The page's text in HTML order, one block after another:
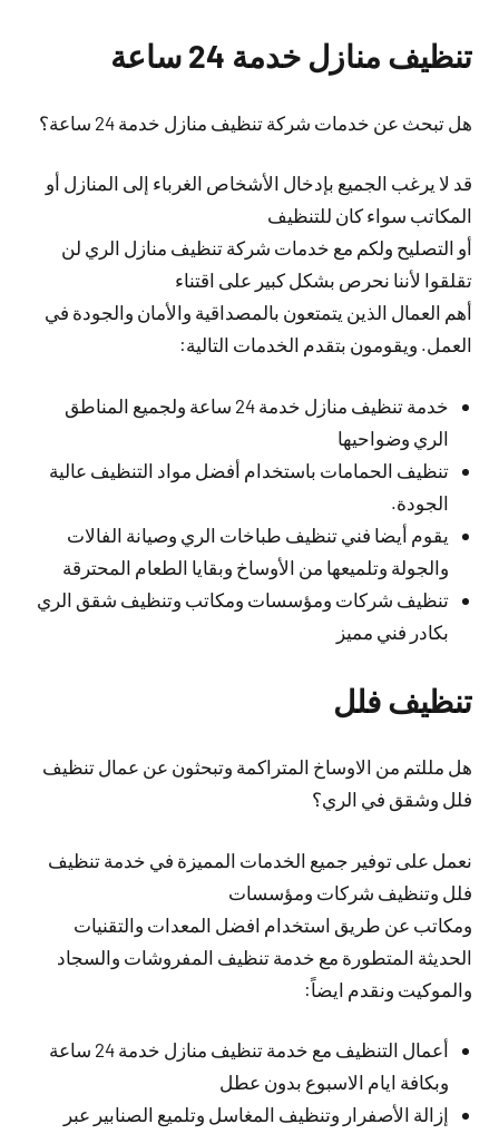
تنظيف منازل خدمة 24 ساعة
هل تبحث عن خدمات شركة تنظيف منازل خدمة 24 ساعة؟
قد لا يرغب الجميع بإدخال الأشخاص الغرباء إلى المنازل أو
المكاتب سواء كان للتنظيف
أو التصليح ولكم مع خدمات شركة تنظيف منازل الري لن
تقلقوا لأننا نحرص بشكل كبير على اقتناء
أهم العمال الذين يتمتعون بالمصداقية والأمان والجودة في
العمل. ويقومون بتقدم الخدمات التالية:
خدمة تنظيف منازل خدمة 24 ساعة ولجميع المناطق
الري وضواحيها
تنظيف الحمامات باستخدام أفضل مواد التنظيف عالية
الجودة.
يقوم أيضا فني تنظيف طباخات الري وصيانة الفالات
والجولة وتلميعها من الأوساخ وبقايا الطعام المحترقة
تنظيف شركات ومؤسسات ومكاتب وتنظيف شقق الري
بكادر فني مميز
تنظيف فلل
هل مللتم من الاوساخ المتراكمة وتبحثون عن عمال تنظيف
فلل وشقق في الري؟
نعمل على توفير جميع الخدمات المميزة في خدمة تنظيف
فلل وتنظيف شركات ومؤسسات
ومكاتب عن طريق استخدام افضل المعدات والتقنيات
الحديثة المتطورة مع خدمة تنظيف المفروشات والسجاد
والموكيت ونقدم ايضاً:
أعمال التنظيف مع خدمة تنظيف منازل خدمة 24 ساعة
وبكافة ايام الاسبوع بدون عطل
إزالة الأصفرار وتنظيف المغاسل وتلميع الصنابير عبر